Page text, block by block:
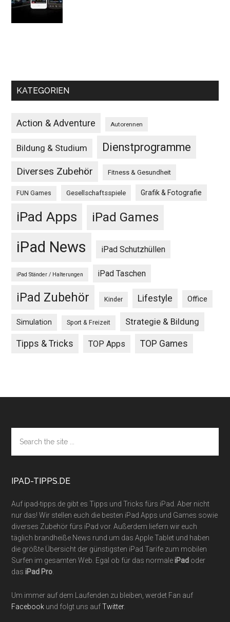
KATEGORIEN
Action & Adventure Autorennen
Bildung & Studium Dienstprogramme
Diverses Zubehör Fitness & Gesundheit
FUN Games Gesellschaftsspiele Grafik & Fotografie
iPad Apps iPad Games
iPad News iPad Schutzhüllen
iPad Ständer / Halterungen iPad Taschen
iPad Zubehör Kinder Lifestyle Office
Simulation Sport & Freizeit Strategie & Bildung
Tipps & Tricks TOP Apps TOP Games
Footer
the
site
IPAD-TIPPS.DE
Auf ipad-tipps.de gibt es Tipps und Tricks fürs iPad. Aber nicht
nur das! Wir stellen euch die besten iPad Apps und Games sowie
diverses Zubehör fürs iPad vor. Außerdem liefern wir euch
täglich brandheiße News rund um das Apple Tablet und haben
die größte Übersicht der günstigsten iPad Tarife zum mobilen
Surfen im gesamten Web. Egal ob für das normaleiPad oder
dasiPad Pro
Um immer auf dem Laufenden zu bleiben, werdet Fan auf
Facebook und folgt uns aufTwitter.